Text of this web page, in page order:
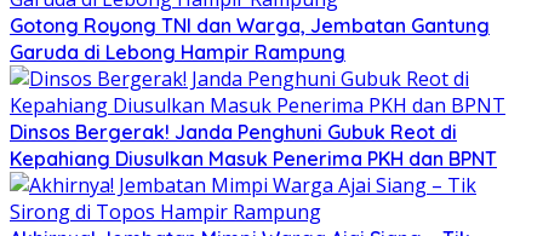
Gotong Royong TNI dan Warga, Jembatan Gantung
Garuda di Lebong Hampir Rampung
Dinsos Bergerak! Janda Penghuni Gubuk Reot di
Kepahiang Diusulkan Masuk Penerima PKH dan BPNT